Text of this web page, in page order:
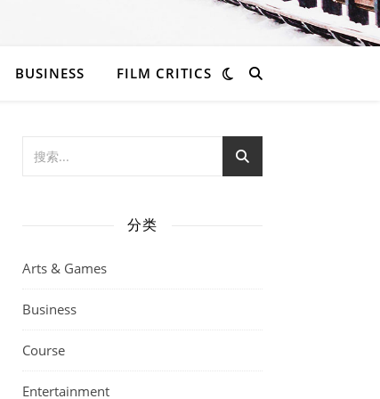
BUSINESS FILM CRITICS
分类
Arts & Games
Business
Course
Entertainment